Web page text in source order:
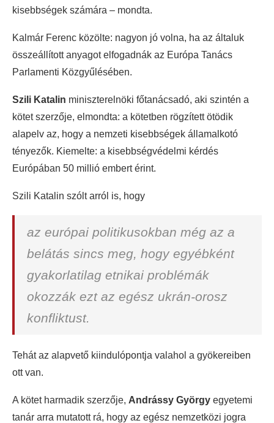
kisebbségek számára – mondta.
Kalmár Ferenc közölte: nagyon jó volna, ha az általuk
összeállított anyagot elfogadnák az Európa Tanács
Parlamenti Közgyűlésében.
Szili Katalin miniszterelnöki főtanácsadó, aki szintén a
kötet szerzője, elmondta: a kötetben rögzített ötödik
alapelv az, hogy a nemzeti kisebbségek államalkotó
tényezők. Kiemelte: a kisebbségvédelmi kérdés
Európában 50 millió embert érint.
Szili Katalin szólt arról is, hogy
az európai politikusokban még az a
belátás sincs meg, hogy egyébként
gyakorlatilag etnikai problémák
okozzák ezt az egész ukrán-orosz
konfliktust.
Tehát az alapvető kiindulópontja valahol a gyökereiben
ott van.
A kötet harmadik szerzője, Andrássy György egyetemi
tanár arra mutatott rá, hogy az egész nemzetközi jogra